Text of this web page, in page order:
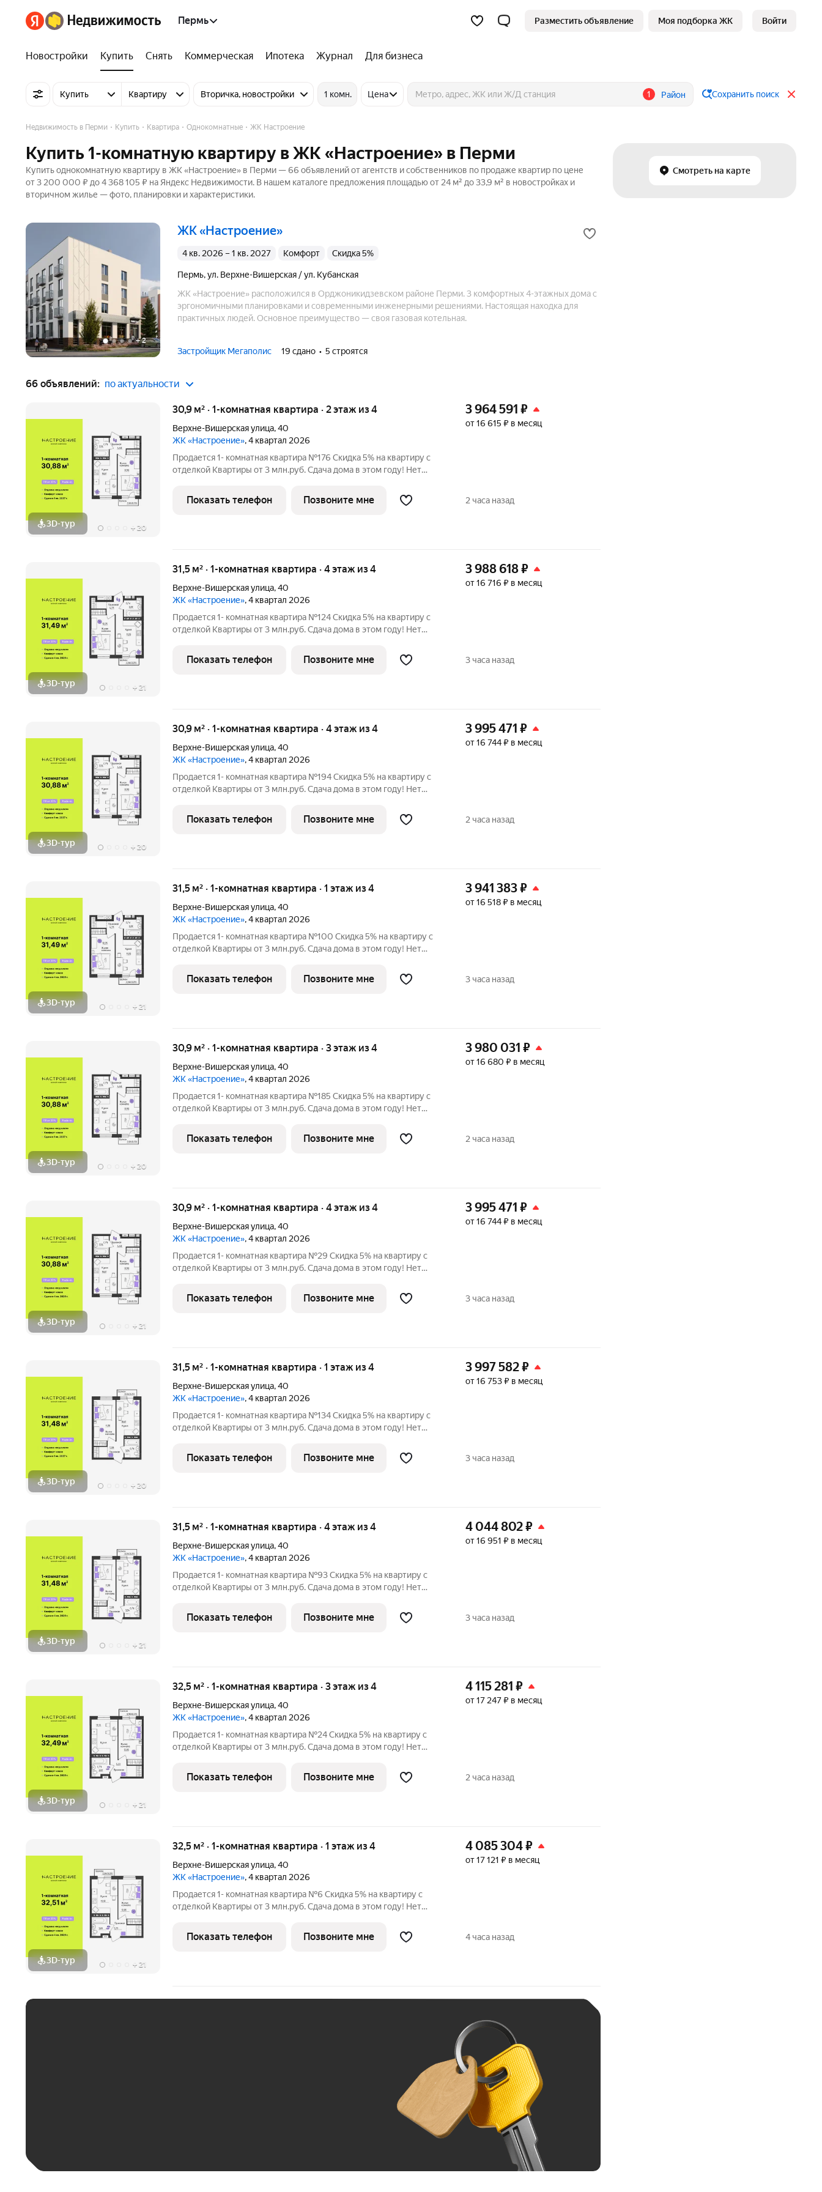
Пермь Разместить объявление Моя подборка ЖК Войти
Новостройки Купить Снять Коммерческая Ипотека Журнал Для бизнеса
Купить Квартиру Вторичка, новостройки 1 комн. Цена 1 Район Сохранить поиск
Смотреть на карте
Недвижимость в Перми Купить Квартира Однокомнатные ЖК Настроение
Купить 1-комнатную квартиру в ЖК «Настроение» в Перми
Купить однокомнатную квартиру в ЖК «Настроение» в Перми — 66 объявлений от агентств и собственников по продаже квартир по цене
от 3 200 000 ₽ до 4 368 105 ₽ на Яндекс Недвижимости. В нашем каталоге предложения площадью от 24 м² до 33,9 м² в новостройках и
вторичном жилье — фото, планировки и характеристики.
ЖК «Настроение»
4 кв. 2026 – 1 кв. 2027 комфорт Скидка 5%
Пермь,ул. Верхне-Вишерская / ул. Кубанская
ЖК «Настроение» расположился в Орджоникидзевском районе Перми. 3 комфортных 4-этажных дома с
эргономичными планировками и современными инженерными решениями. Настоящая находка для
практичных людей. Основное преимущество — своя газовая котельная.
Застройщик Мегаполис 19 сдано 5 строятся
+2
66 объявлений: по актуальности
3D-тур + 20
30,9 м² · 1-комнатная квартира · 2 этаж из 4
Верхне-Вишерская улица,40
ЖК «Настроение», 4 квартал 2026
Продается 1- комнатная квартира №176 Скидка 5% на квартиру с
отделкой Квартиры от 3 млн.руб. Сдача дома в этом году! Нет
Настроение расположен в Орджоникидзевском районе Перми на
3 964 591 ₽
от 16 615 ₽ в месяц
Показать телефон Позвоните мне 2 часа назад
3D-тур + 21
31,5 м² · 1-комнатная квартира · 4 этаж из 4
Верхне-Вишерская улица,40
ЖК «Настроение», 4 квартал 2026
Продается 1- комнатная квартира №124 Скидка 5% на квартиру с
отделкой Квартиры от 3 млн.руб. Сдача дома в этом году! Нет
Настроение расположен в Орджоникидзевском районе Перми на
3 988 618₽
от 16 716 ₽ в месяц
Показать телефон Позвоните мне 3 часа назад
3D-тур + 20
30,9 м² · 1-комнатная квартира · 4 этаж из 4
Верхне-Вишерская улица,40
ЖК «Настроение», 4 квартал 2026
Продается 1- комнатная квартира №194 Скидка 5% на квартиру с
отделкой Квартиры от 3 млн.руб. Сдача дома в этом году! Нет
Настроение расположен в Орджоникидзевском районе Перми на
3 995 471 ₽
от 16 744 ₽ в месяц
Показать телефон Позвоните мне 2 часа назад
3D-тур + 21
31,5 м² · 1-комнатная квартира · 1 этаж из 4
Верхне-Вишерская улица,40
ЖК «Настроение», 4 квартал 2026
Продается 1- комнатная квартира №100 Скидка 5% на квартиру с
отделкой Квартиры от 3 млн.руб. Сдача дома в этом году! Нет
Настроение расположен в Орджоникидзевском районе Перми на
3 941 383₽
от 16 518 ₽ в месяц
Показать телефон Позвоните мне 3 часа назад
3D-тур + 20
30,9 м² · 1-комнатная квартира · 3 этаж из 4
Верхне-Вишерская улица,40
ЖК «Настроение», 4 квартал 2026
Продается 1- комнатная квартира №185 Скидка 5% на квартиру с
отделкой Квартиры от 3 млн.руб. Сдача дома в этом году! Нет
Настроение расположен в Орджоникидзевском районе Перми на
3 980 031 ₽
от 16 680 ₽ в месяц
Показать телефон Позвоните мне 2 часа назад
3D-тур + 21
30,9 м² · 1-комнатная квартира · 4 этаж из 4
Верхне-Вишерская улица,40
ЖК «Настроение», 4 квартал 2026
Продается 1- комнатная квартира №29 Скидка 5% на квартиру с
отделкой Квартиры от 3 млн.руб. Сдача дома в этом году! Нет
Настроение расположен в Орджоникидзевском районе Перми на
ул. Верхне-Вишерская,
3 995 471 ₽
от 16 744 ₽ в месяц
Показать телефон Позвоните мне 3 часа назад
3D-тур + 20
31,5 м² · 1-комнатная квартира · 1 этаж из 4
Верхне-Вишерская улица,40
ЖК «Настроение», 4 квартал 2026
Продается 1- комнатная квартира №134 Скидка 5% на квартиру с
отделкой Квартиры от 3 млн.руб. Сдача дома в этом году! Нет
Настроение расположен в Орджоникидзевском районе Перми на
3 997 582₽
от 16 753 ₽ в месяц
Показать телефон Позвоните мне 3 часа назад
3D-тур + 21
31,5 м² · 1-комнатная квартира · 4 этаж из 4
Верхне-Вишерская улица,40
ЖК «Настроение», 4 квартал 2026
Продается 1- комнатная квартира №93 Скидка 5% на квартиру с
отделкой Квартиры от 3 млн.руб. Сдача дома в этом году! Нет
Настроение расположен в Орджоникидзевском районе Перми на
ул. Верхне-Вишерская,
4 044 802₽
от 16 951 ₽ в месяц
Показать телефон Позвоните мне 3 часа назад
3D-тур + 21
32,5 м² · 1-комнатная квартира · 3 этаж из 4
Верхне-Вишерская улица,40
ЖК «Настроение», 4 квартал 2026
Продается 1- комнатная квартира №24 Скидка 5% на квартиру с
отделкой Квартиры от 3 млн.руб. Сдача дома в этом году! Нет
Настроение расположен в Орджоникидзевском районе Перми на
ул. Верхне-Вишерская,
4 115 281 ₽
от 17 247 ₽ в месяц
Показать телефон Позвоните мне 2 часа назад
3D-тур + 21
32,5 м² · 1-комнатная квартира · 1 этаж из 4
Верхне-Вишерская улица,40
ЖК «Настроение», 4 квартал 2026
Продается 1- комнатная квартира №6 Скидка 5% на квартиру с
отделкой Квартиры от 3 млн.руб. Сдача дома в этом году! Нет
Настроение расположен в Орджоникидзевском районе Перми на
ул. Верхне-Вишерская,
4 085 304₽
от 17 121 ₽ в месяц
Показать телефон Позвоните мне 4 часа назад